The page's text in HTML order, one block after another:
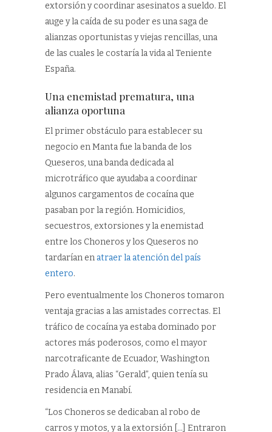
extorsión y coordinar asesinatos a sueldo. El
auge y la caída de su poder es una saga de
alianzas oportunistas y viejas rencillas, una
de las cuales le costaría la vida al Teniente
España.
Una enemistad prematura, una
alianza oportuna
El primer obstáculo para establecer su
negocio en Manta fue la banda de los
Queseros, una banda dedicada al
microtráfico que ayudaba a coordinar
algunos cargamentos de cocaína que
pasaban por la región. Homicidios,
secuestros, extorsiones y la enemistad
entre los Choneros y los Queseros no
tardarían en atraer la atención del país
entero.
Pero eventualmente los Choneros tomaron
ventaja gracias a las amistades correctas. El
tráfico de cocaína ya estaba dominado por
actores más poderosos, como el mayor
narcotraficante de Ecuador, Washington
Prado Álava, alias “Gerald”, quien tenía su
residencia en Manabí.
“Los Choneros se dedicaban al robo de
carros y motos, y a la extorsión […] Entraron